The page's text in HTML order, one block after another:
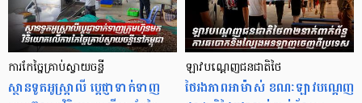
ការកែច្នៃគ្រាប់ស្វាយចន្ទី
ស្ថានទូតអូស្ត្រាលី ប្តេជ្ញាទាក់ទាញ
ឡាវបណ្តេញជនជាតិថៃ
ថៃរងភាពអាម៉ាស់ ខណៈឡាវបណ្តេញ